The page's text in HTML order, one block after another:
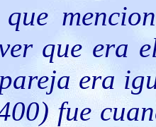
que era
era
fue